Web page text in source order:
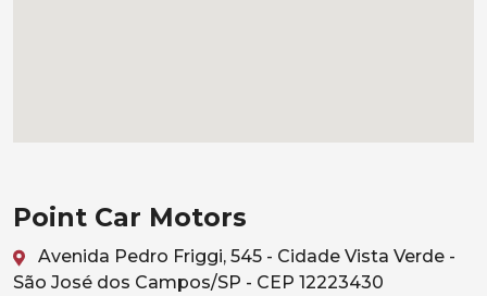
Point Car Motors
Avenida Pedro Friggi, 545 - Cidade Vista Verde -
São José dos Campos/SP - CEP 12223430